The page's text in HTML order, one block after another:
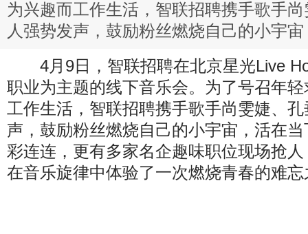
为兴趣而工作生活，智联招聘携手歌手
人强势发声，鼓励粉丝燃烧自己的小宇
4月9日，智联招聘在北京星光Live
职业为主题的线下音乐会。为了号召年
工作生活，智联招聘携手歌手尚雯婕、
声，鼓励粉丝燃烧自己的小宇宙，活在
彩连连，更有多家名企趣味职位现场抢
在音乐旋律中体验了一次燃烧青春的难忘